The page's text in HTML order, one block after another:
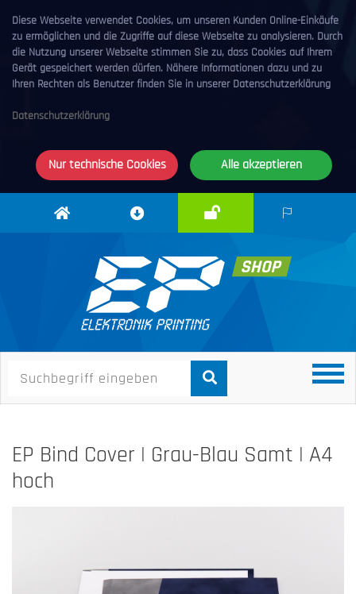
Diese Webseite verwendet Cookies, um unseren Kunden Online-Einkäufe
zu ermöglichen und die Zugriffe auf diese Webseite zu analysieren. Durch
die Nutzung unserer Webseite stimmen Sie zu, dass Cookies auf Ihrem
Gerät gespeichert werden dürfen. Nähere Informationen dazu und zu
Ihren Rechten als Benutzer finden Sie in unserer Datenschutzerklärung
Datenschutzerklärung
Nur technische Cookies Alle akzeptieren
Elektronik
Downloadcenter
EP Bind Cover | Grau-Blau Samt | A4
hoch